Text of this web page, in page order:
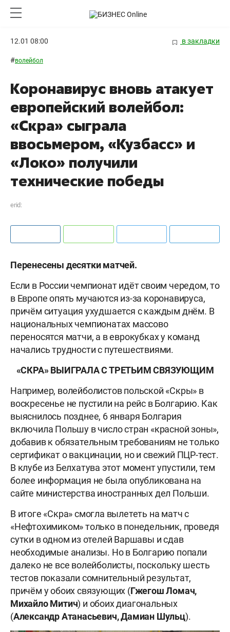
12.01 08:00 в закладки
#волейбол
Коронавирус вновь атакует
европейский волейбол:
«Скра» сыграла
ввосьмером, «Кузбасс» и
«Локо» получили
технические победы
erid:
Перенесены десятки матчей.
Если в России чемпионат идёт своим чередом, то
в Европе опять мучаются из-за коронавируса,
причём ситуация ухудшается с каждым днём. В
национальных чемпионатах массово
переносятся матчи, а в еврокубках у команд
начались трудности с путешествиями.
«СКРА» ВЫИГРАЛА С ТРЕТЬИМ СВЯЗУЮЩИМ
Например, волейболистов польской «Скры» в
воскресенье не пустили на рейс в Болгарию. Как
выяснилось позднее, 6 января Болгария
включила Польшу в число стран «красной зоны»,
добавив к обязательным требованиям не только
сертификат о вакцинации, но и свежий ПЦР-тест.
В клубе из Белхатува этот момент упустили, тем
более информация не была опубликована на
сайте министерства иностранных дел Польши.
В итоге «Скра» смогла вылететь на матч с
«Нефтохимиком» только в понедельник, проведя
сутки в одном из отелей Варшавы и сдав
необходимые анализы. Но в Болгарию попали
далеко не все волейболисты, поскольку шесть
тестов показали сомнительный результат,
причём у обоих связующих (Гжегош Ломач,
Михайло Митич) и обоих диагональных
(Александр Атанасьевич, Дамиан Шульц).